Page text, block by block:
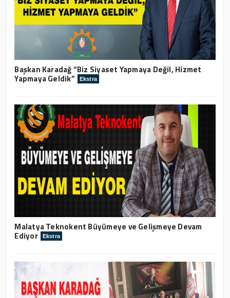
Başkan Karadağ “Biz Siyaset Yapmaya Değil, Hizmet
Yapmaya Geldik” Ekstra
Malatya Teknokent Büyümeye ve Gelişmeye Devam
Ediyor Ekstra